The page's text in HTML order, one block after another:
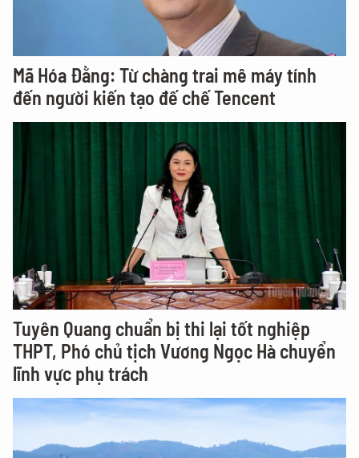
Mã Hóa Đằng: Từ chàng trai mê máy tính
đến người kiến tạo đế chế Tencent
Tuyên Quang chuẩn bị thi lại tốt nghiệp
THPT, Phó chủ tịch Vương Ngọc Hà chuyển
lĩnh vực phụ trách